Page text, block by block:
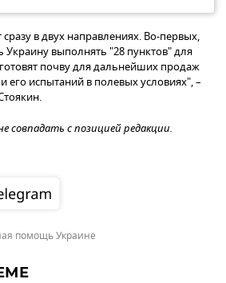
в двух направлениях. Во-первых,
Украину выполнять "28 пунктов" для
почву для дальнейших продаж
его испытаний в полевых условиях", –
с позицией редакции.
помощь Украине